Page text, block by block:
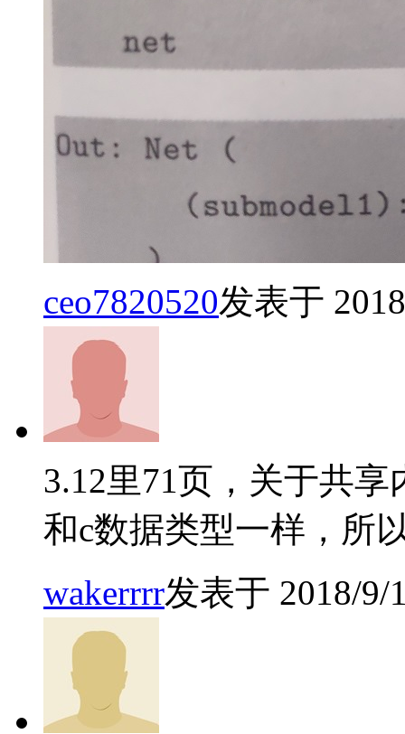
ceo7820520发表于
3.12里71页，关于共
和c数据类型一样，所
wakerrrr发表于 2018/9/